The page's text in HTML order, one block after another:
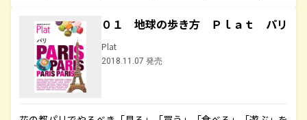
０１ 地球の歩き方 Ｐｌａｔ パリ
Plat
2018.11.07 発売